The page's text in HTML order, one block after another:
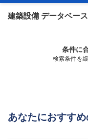
建築設備 データベー
条件に
検索条件を
あなたにおすすめ